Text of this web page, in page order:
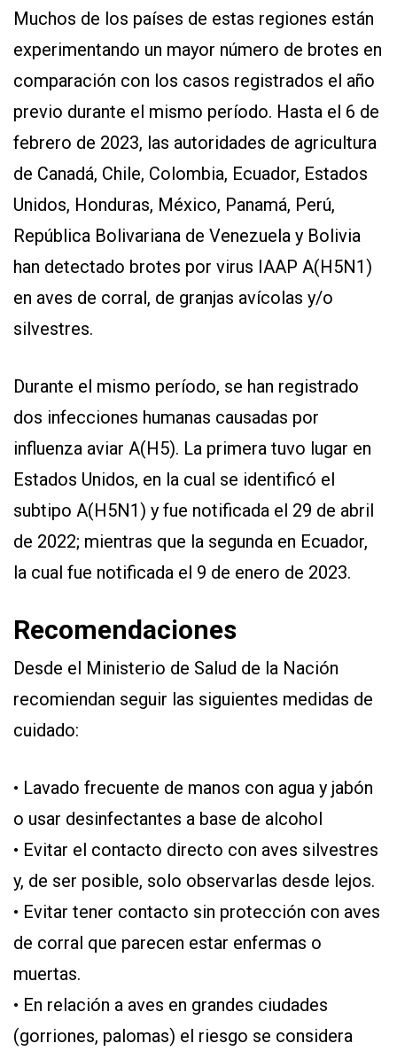
Muchos de los países de estas regiones están
experimentando un mayor número de brotes en
comparación con los casos registrados el año
previo durante el mismo período. Hasta el 6 de
febrero de 2023, las autoridades de agricultura
de Canadá, Chile, Colombia, Ecuador, Estados
Unidos, Honduras, México, Panamá, Perú,
República Bolivariana de Venezuela y Bolivia
han detectado brotes por virus IAAP A(H5N1)
en aves de corral, de granjas avícolas y/o
silvestres.
Durante el mismo período, se han registrado
dos infecciones humanas causadas por
influenza aviar A(H5). La primera tuvo lugar en
Estados Unidos, en la cual se identificó el
subtipo A(H5N1) y fue notificada el 29 de abril
de 2022; mientras que la segunda en Ecuador,
la cual fue notificada el 9 de enero de 2023.
Recomendaciones
Desde el Ministerio de Salud de la Nación
recomiendan seguir las siguientes medidas de
cuidado:
• Lavado frecuente de manos con agua y jabón
o usar desinfectantes a base de alcohol
• Evitar el contacto directo con aves silvestres
y, de ser posible, solo observarlas desde lejos.
• Evitar tener contacto sin protección con aves
de corral que parecen estar enfermas o
muertas.
• En relación a aves en grandes ciudades
(gorriones, palomas) el riesgo se considera